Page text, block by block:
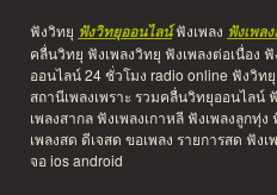
ฟังวิทยุ ฟังวิทยุออนไลน์ฟังเพลง ฟังเพล
คลื่นวิทยุ ฟังเพลงวิทยุ ฟังเพลงต่อเนื่อง
ออนไลน์ 24 ชั่วโมง radio online ฟังวิ
สถานีเพลงเพราะ รวมคลื่นวิทยุออนไลน์
เพลงสากล ฟังเพลงเกาหลี ฟังเพลงลูกทุ่
เพลงสด ดีเจสด ขอเพลง รายการสด ฟั
จอ ios android